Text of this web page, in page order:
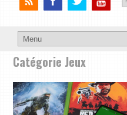
Catégorie Jeux